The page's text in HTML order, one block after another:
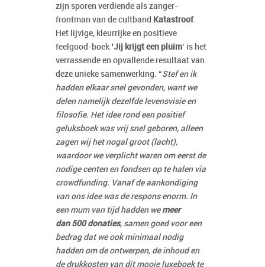
zijn sporen verdiende als zanger-
frontman van de cultband Katastroof.
Het lijvige, kleurrijke en positieve
feelgood-boek ‘Jij krijgt een pluim’ is het
verrassende en opvallende resultaat van
deze unieke samenwerking. “Stef en ik
hadden elkaar snel gevonden, want we
delen namelijk dezelfde levensvisie en
filosofie. Het idee rond een positief
geluksboek was vrij snel geboren, alleen
zagen wij het nogal groot (lacht),
waardoor we verplicht waren om eerst de
nodige centen en fondsen op te halen via
crowdfunding. Vanaf de aankondiging
van ons idee was de respons enorm. In
een mum van tijd hadden we meer
dan 500 donaties, samen goed voor een
bedrag dat we ook minimaal nodig
hadden om de ontwerpen, de inhoud en
de drukkosten van dit mooie luxeboek te